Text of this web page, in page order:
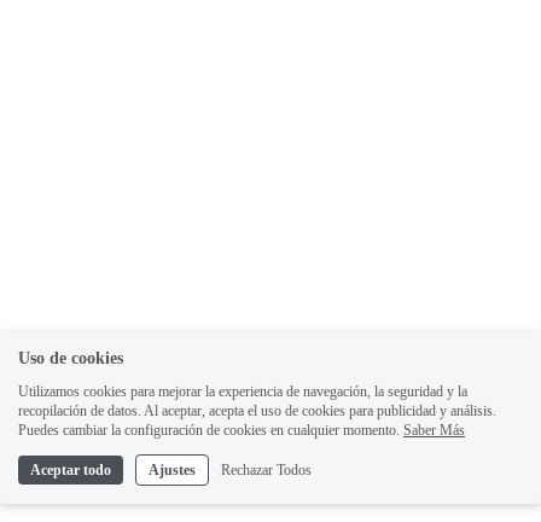
Uso de cookies
Utilizamos cookies para mejorar la experiencia de navegación, la seguridad y la
recopilación de datos. Al aceptar, acepta el uso de cookies para publicidad y análisis.
Puedes cambiar la configuración de cookies en cualquier momento. Saber Más
Aceptar todo Ajustes Rechazar Todos